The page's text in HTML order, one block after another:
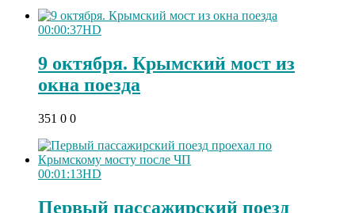
00:00:37HD
9 октября. Крымский мост из
окна поезда
351 0 0
00:01:13HD
Первый пассажирский поезд